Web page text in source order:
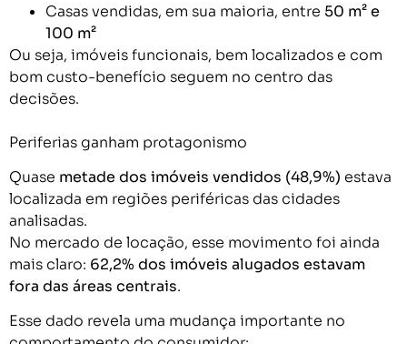
Casas vendidas, em sua maioria, entre 50 m² e
100 m²
Ou seja, imóveis funcionais, bem localizados e com
bom custo-benefício seguem no centro das
decisões.
Periferias ganham protagonismo
Quase metade dos imóveis vendidos (48,9%) estava
localizada em regiões periféricas das cidades
analisadas.
No mercado de locação, esse movimento foi ainda
mais claro: 62,2% dos imóveis alugados estavam
fora das áreas centrais.
Esse dado revela uma mudança importante no